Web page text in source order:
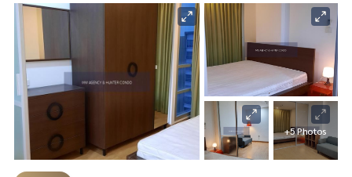
+5 Photos